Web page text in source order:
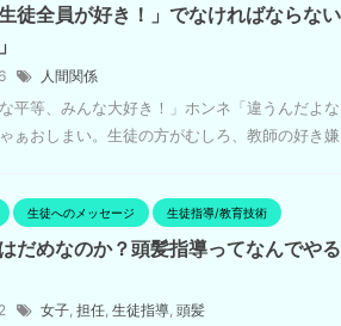
徒全員が好き！」でなければなら
人間関係
平等、みんな大好き！」ホンネ「違うんだ
ぁおしまい。生徒の方がむしろ、教師の好き
生徒へのメッセージ 生徒指導/教育技術
だめなのか？頭髪指導ってなんで
女子, 担任, 生徒指導, 頭髪